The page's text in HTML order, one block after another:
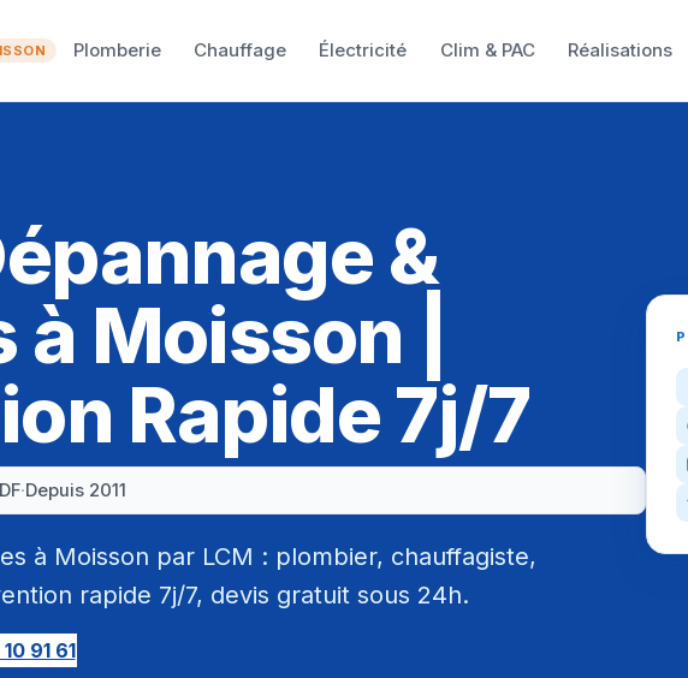
Plomberie Chauffage Électricité Clim & PAC Réalisations
&
Moisson |
Rapide 7j/7
·Depuis 2011
à Moisson par LCM : plombier, chauffagiste,
rapide 7j/7, devis gratuit sous 24h.
91 61